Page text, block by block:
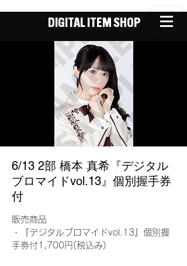
DIGITAL ITEM SHOP
6/13 2部 橋本 真希『デジタル
ブロマイドvol.13』個別握手券
付
販売商品
・『デジタルブロマイドvol.13』個別握
手券付1,700円(税込み)